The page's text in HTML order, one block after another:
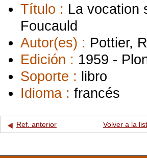
Título : La vocation
Foucauld
Autor(es) : Pottier,
Edición : 1959 -
Soporte : libro
Idioma : francés
Ref. anterior Volver a la